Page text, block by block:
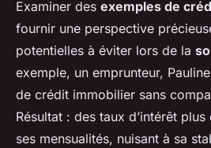
Examiner des exemples de
fournir une perspective
potentielles à éviter lors de la
exemple, un emprunteur,
de crédit immobilier sans
Résultat : des taux d’intérêt
ses mensualités, nuisant à sa